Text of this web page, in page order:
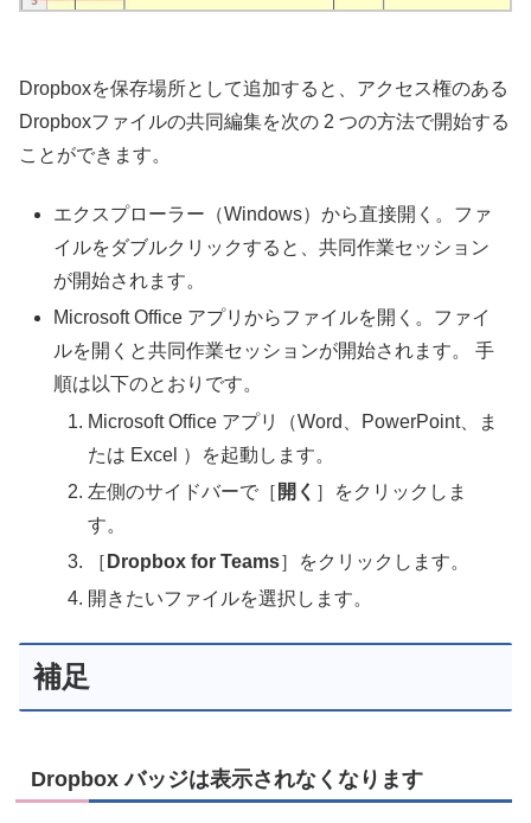
Dropboxを保存場所として追加すると、アクセス権のある
Dropboxファイルの共同編集を次の 2 つの方法で開始する
ことができます。
エクスプローラー（Windows）から直接開く。ファ
イルをダブルクリックすると、共同作業セッション
が開始されます。
Microsoft Office アプリからファイルを開く。ファイ
ルを開くと共同作業セッションが開始されます。 手
順は以下のとおりです。
Microsoft Office アプリ（Word、PowerPoint、ま
たは Excel ）を起動します。
左側のサイドバーで［ 開く ］をクリックしま
す。
［ Dropbox for Teams］をクリックします。
開きたいファイルを選択します。
補足
Dropbox バッジは表示されなくなります